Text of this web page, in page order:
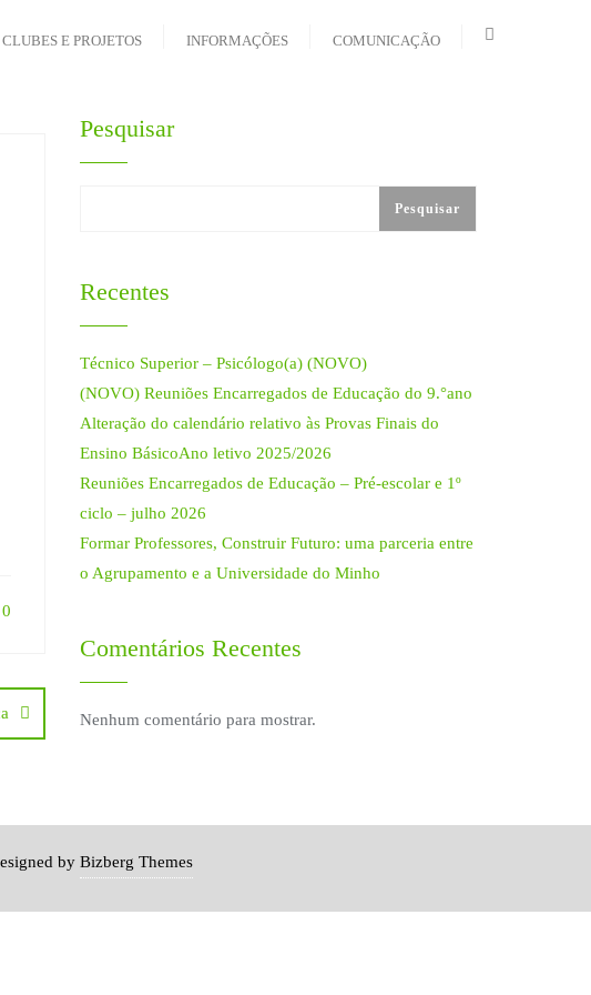
CLUBES E PROJETOS INFORMAÇÕES COMUNICAÇÃO
0
Pesquisar
Pesquisar
Recentes
Técnico Superior – Psicólogo(a) (NOVO)
(NOVO) Reuniões Encarregados de Educação do 9.°ano
Alteração do calendário relativo às Provas Finais do
Ensino BásicoAno letivo 2025/2026
Reuniões Encarregados de Educação – Pré-escolar e 1º
ciclo – julho 2026
Formar Professores, Construir Futuro: uma parceria entre
o Agrupamento e a Universidade do Minho
Comentários Recentes
Nenhum comentário para mostrar.
by Bizberg Themes